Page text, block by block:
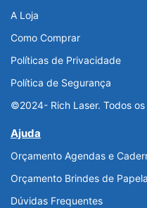
A Loja
Como Comprar
Políticas de Privacidade
Política de Segurança
©2024- Rich Laser. Todos
Ajuda
Orçamento Agendas e
Orçamento Brindes de
Dúvidas Frequentes